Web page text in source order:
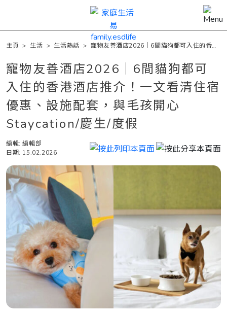
主頁 > 生活 > 生活熱話 > 寵物友善酒店2026｜6間貓狗都可入住的香港
假
寵物友善酒店2026｜6間貓狗都可
入住的香港酒店推介！一文看清住宿
優惠、設施配套，與毛孩開心
Staycation/慶生/度假
編輯: 編輯部
日期: 15.02.2026